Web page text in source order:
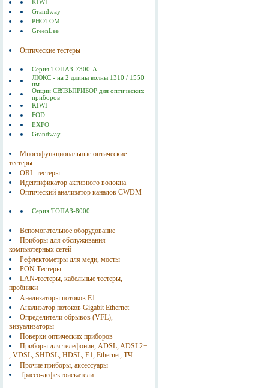
KIWI
Grandway
PHOTOM
GreenLee
Оптические тестеры
Серия ТОПАЗ-7300-А
ЛЮКС - на 2 длины волны 1310 / 1550
нм
Опции СВЯЗЬПРИБОР для оптических
приборов
KIWI
FOD
EXFO
Grandway
Многофункциональные оптические
тестеры
ORL-тестеры
Идентификатор активного волокна
Оптический анализатор каналов CWDM
Серия ТОПАЗ-8000
Вспомогательное оборудование
Приборы для обслуживания
компьютерных сетей
Рефлектометры для меди, мосты
PON Тестеры
LAN-тестеры, кабельные тестеры,
пробники
Анализаторы потоков E1
Анализатор потоков Gigabit Ethernet
Определители обрывов (VFL),
визуализаторы
Поверки оптических приборов
Приборы для телефонии, ADSL, ADSL2+
, VDSL, SHDSL, HDSL, Е1, Ethernet, ТЧ
Прочие приборы, аксессуары
Трассо-дефектоискатели